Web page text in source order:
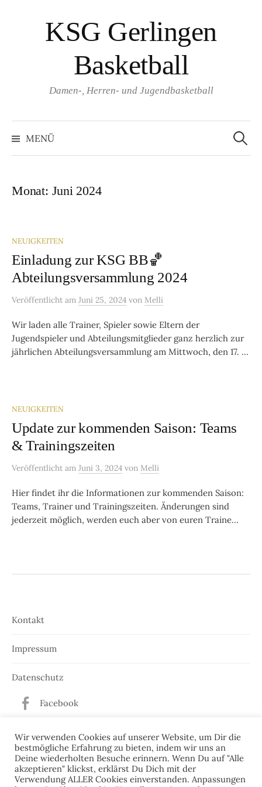
KSG Gerlingen
Basketball
Damen-, Herren- und Jugendbasketball
MENÜ
Suchen
nach:
Monat: Juni 2024
NEUIGKEITEN
Einladung zur KSG BB🏀
Abteilungsversammlung 2024
Veröffentlicht am Juni 25, 2024 von Melli
Wir laden alle Trainer, Spieler sowie Eltern der
Jugendspieler und Abteilungsmitglieder ganz herzlich zur
jährlichen Abteilungsversammlung am Mittwoch, den 17. ...
NEUIGKEITEN
Update zur kommenden Saison: Teams
& Trainingszeiten
Veröffentlicht am Juni 3, 2024 von Melli
Hier findet ihr die Informationen zur kommenden Saison:
Teams, Trainer und Trainingszeiten. Änderungen sind
jederzeit möglich, werden euch aber von euren Traine...
Kontakt
Impressum
Datenschutz
Facebook
Twitter
Wir verwenden Cookies auf unserer Website, um Dir die
bestmögliche Erfahrung zu bieten, indem wir uns an
Deine wiederholten Besuche erinnern. Wenn Du auf "Alle
akzeptieren" klickst, erklärst Du Dich mit der
Verwendung ALLER Cookies einverstanden. Anpassungen